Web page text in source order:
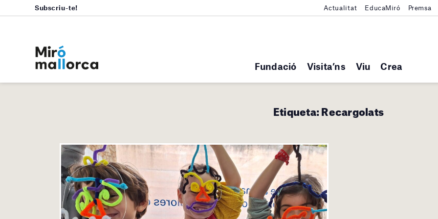
Fundació Visita’ns Viu Crea
Subscriu-te! Actualitat EducaMiró Premsa
Etiqueta:Recargolats